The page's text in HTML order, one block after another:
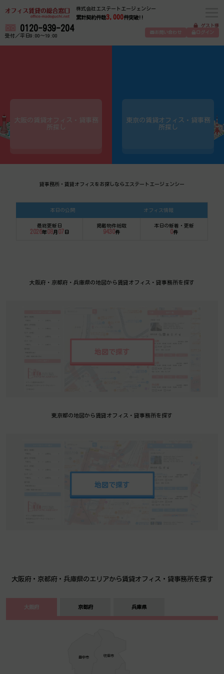
株式会社エステートエージェンシー
累計契約件数3,000件突破!!
0120-939-204
受付／平日9:00～19:00
ゲスト様
お問い合わせ
ログイン
大阪の賃貸オフィス・貸事務
所探し
東京の賃貸オフィス・貸事務
所探し
貸事務所・賃貸オフィスをお探しならエステートエージェンシー
本日の公開 オフィス情報
最終更新日
2026年 08 月 07 日
掲載物件総数
9430 件
本日の新着・更新
件
大阪府・京都府・兵庫県の地図から賃貸オフィス・貸事務所を探す
地図で探す
東京都の地図から賃貸オフィス・貸事務所を探す
地図で探す
大阪府・京都府・兵庫県のエリアから賃貸オフィス・貸事務所を探す
大阪府 京都府 兵庫県
豊中­­­市 吹田市